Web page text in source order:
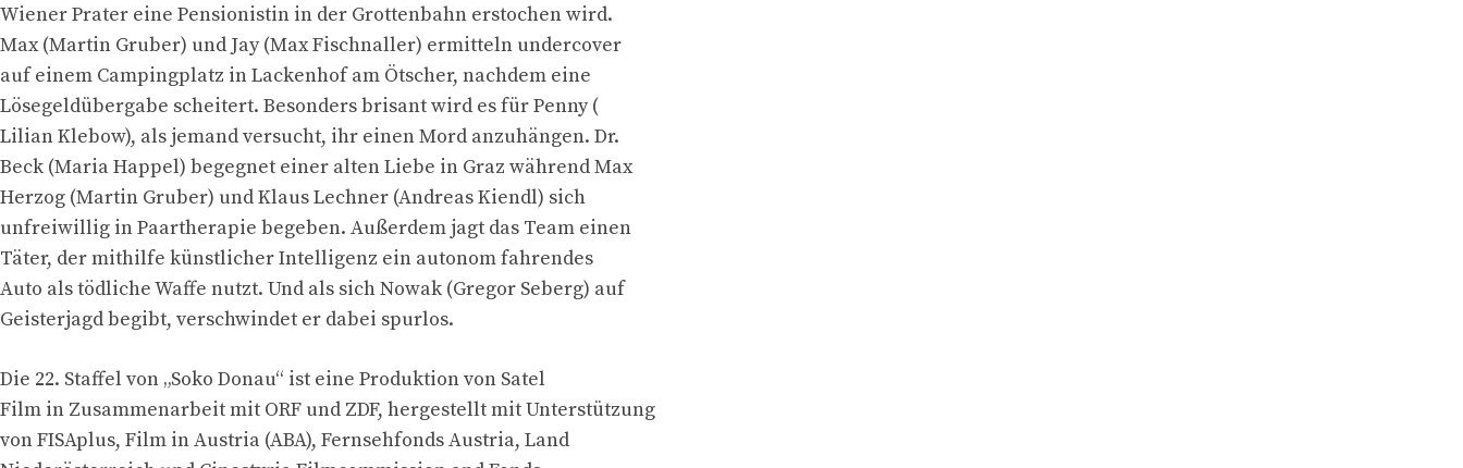
Wiener Prater eine Pensionistin in der Grottenbahn erstochen wird.
Max (Martin Gruber) und Jay (Max Fischnaller) ermitteln undercover
auf einem Campingplatz in Lackenhof am Ötscher, nachdem eine
Lösegeldübergabe scheitert. Besonders brisant wird es für Penny (
Lilian Klebow), als jemand versucht, ihr einen Mord anzuhängen. Dr.
Beck (Maria Happel) begegnet einer alten Liebe in Graz während Max
Herzog (Martin Gruber) und Klaus Lechner (Andreas Kiendl) sich
unfreiwillig in Paartherapie begeben. Außerdem jagt das Team einen
Täter, der mithilfe künstlicher Intelligenz ein autonom fahrendes
Auto als tödliche Waffe nutzt. Und als sich Nowak (Gregor Seberg) auf
Geisterjagd begibt, verschwindet er dabei spurlos.
Die 22. Staffel von „Soko Donau“ ist eine Produktion von Satel
Film in Zusammenarbeit mit ORF und ZDF, hergestellt mit Unterstützung
von FISAplus, Film in Austria (ABA), Fernsehfonds Austria, Land